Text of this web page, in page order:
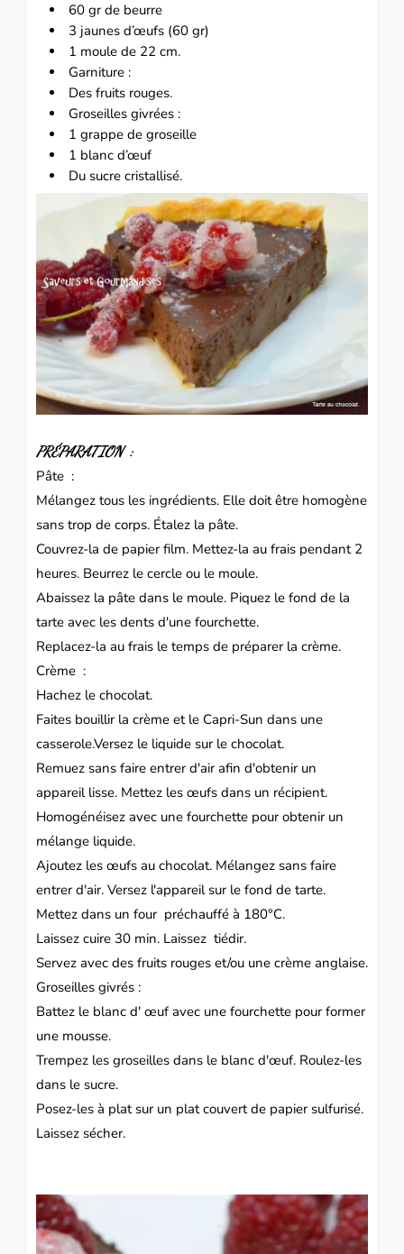
60 gr de beurre
3 jaunes d’œufs (60 gr)
1 moule de 22 cm.
Garniture :
Des fruits rouges.
Groseilles givrées :
1 grappe de groseille
1 blanc d’œuf
Du sucre cristallisé.
PRÉPARATION :
Pâte :
Mélangez tous les ingrédients. Elle doit être homogène
sans trop de corps. Étalez la pâte.
Couvrez-la de papier film. Mettez-la au frais pendant 2
heures. Beurrez le cercle ou le moule.
Abaissez la pâte dans le moule. Piquez le fond de la
tarte avec les dents d'une fourchette.
Replacez-la au frais le temps de préparer la crème.
Crème :
Hachez le chocolat.
Faites bouillir la crème et le Capri-Sun dans une
casserole.Versez le liquide sur le chocolat.
Remuez sans faire entrer d'air afin d'obtenir un
appareil lisse. Mettez les œufs dans un récipient.
Homogénéisez avec une fourchette pour obtenir un
mélange liquide.
Ajoutez les œufs au chocolat. Mélangez sans faire
entrer d'air. Versez l'appareil sur le fond de tarte.
Mettez dans un four préchauffé à 180°C.
Laissez cuire 30 min. Laissez tiédir.
Servez avec des fruits rouges et/ou une crème anglaise.
Groseilles givrés :
Battez le blanc d' œuf avec une fourchette pour former
une mousse.
Trempez les groseilles dans le blanc d'œuf. Roulez-les
dans le sucre.
Posez-les à plat sur un plat couvert de papier sulfurisé.
Laissez sécher.